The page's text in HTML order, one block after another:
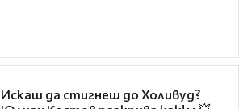
Искаш да стигнеш до Холивуд?